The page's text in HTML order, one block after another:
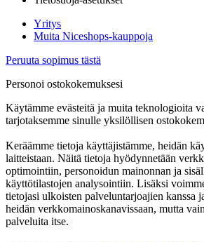
Yritys
Muita Niceshops-kauppoja
Peruuta sopimus tästä
Personoi ostokokemuksesi
Käytämme evästeitä ja muita teknologioita
tarjotaksemme sinulle yksilöllisen
Keräämme tietoja käyttäjistämme, heidän
laitteistaan. Näitä tietoja hyödynnetään
optimointiin, personoidun mainonnan ja
käyttötilastojen analysointiin. Lisäksi
tietojasi ulkoisten palveluntarjoajien kanssa
heidän verkkomainoskanavissaan, mutta
palveluita itse.